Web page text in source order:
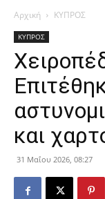
Αρχική ΚΥΠΡΟΣ
ΚΥΠΡΟΣ
και
31 Μαΐου 2026, 08:27